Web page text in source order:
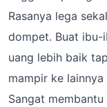
Rasanya lega
dompet. Buat ibu-
uang lebih baik
mampir ke
Sangat